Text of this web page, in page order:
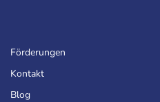
Förderungen
Kontakt
Blog